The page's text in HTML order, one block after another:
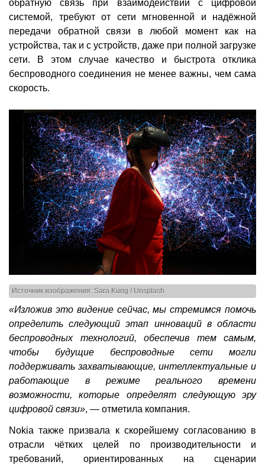
обратную связь при взаимодействии с цифровой
системой, требуют от сети мгновенной и надёжной
передачи обратной связи в любой момент как на
устройства, так и с устройств, даже при полной загрузке
сети. В этом случае качество и быстрота отклика
беспроводного соединения не менее важны, чем сама
скорость.
Источник изображения: Sara Kurig / Unsplash
«Изложив это видение сейчас, мы стремимся помочь
определить следующий этап инноваций в области
беспроводных технологий, обеспечив тем самым,
чтобы будущие беспроводные сети могли
поддерживать захватывающие, интеллектуальные и
работающие в режиме реального времени
возможности, которые определят следующую эру
цифровой связи», — отметила компания.
Nokia также призвала к скорейшему согласованию в
отрасли чётких целей по производительности и
требований, ориентированных на сценарии